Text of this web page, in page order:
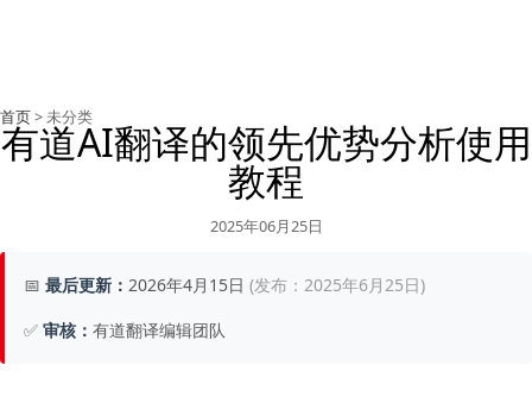
首页> 未分类
有道AI翻译的领先优势分析使用
教程
2025年06月25日
📅 最后更新： 2026年4月15日 (发布：2025年6月25日)
✅ 审核： 有道翻译编辑团队